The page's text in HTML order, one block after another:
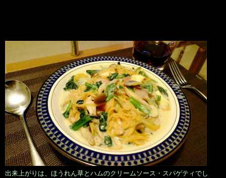
出来上がりは、ほうれん草とハムのクリームソース・スパゲティでし